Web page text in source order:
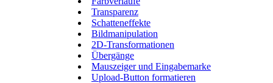
Transparenz
Schatteneffekte
Bildmanipulation
2D-Transformationen
Übergänge
Mauszeiger und Eingabemarke
Upload-Button formatieren